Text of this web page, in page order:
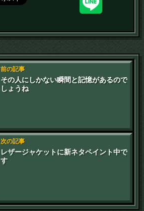
前の記事
その人にしかない瞬間と記憶があるので
しょうね
次の記事
レザージャケットに新ネタペイント中で
す